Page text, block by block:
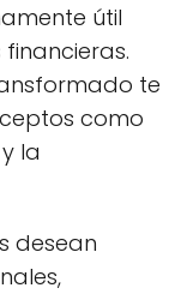
útil
te
como
la
desean